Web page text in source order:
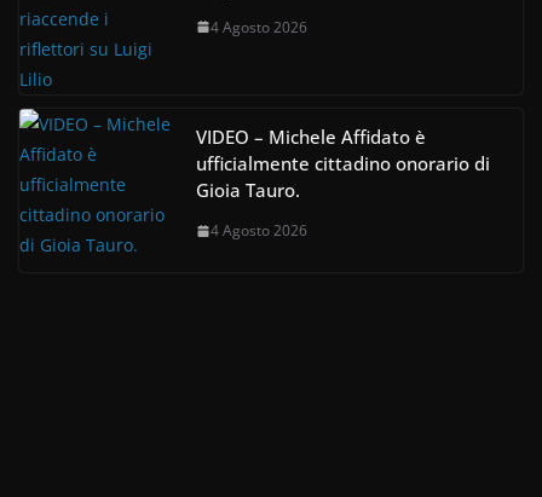
4 Agosto 2026
VIDEO – Michele Affidato è
ufficialmente cittadino onorario di
Gioia Tauro.
4 Agosto 2026